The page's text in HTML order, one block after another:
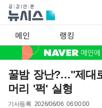
메인 랭킹
꿀밤 장난?…"제대
머리 '퍽' 실형
기사등록 2026/06/06 06:00:00